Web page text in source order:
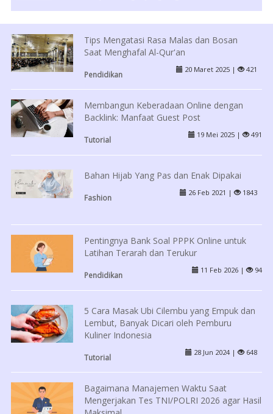
Tips Mengatasi Rasa Malas dan Bosan
Saat Menghafal Al-Qur'an
Pendidikan
20 Maret 2025 | 421
Membangun Keberadaan Online dengan
Backlink: Manfaat Guest Post
Tutorial
19 Mei 2025 | 491
Bahan Hijab Yang Pas dan Enak Dipakai
Fashion
26 Feb 2021 | 1843
Pentingnya Bank Soal PPPK Online untuk
Latihan Terarah dan Terukur
Pendidikan
11 Feb 2026 | 94
5 Cara Masak Ubi Cilembu yang Empuk dan
Lembut, Banyak Dicari oleh Pemburu
Kuliner Indonesia
Tutorial
28 Jun 2024 | 648
Bagaimana Manajemen Waktu Saat
Mengerjakan Tes TNI/POLRI 2026 agar Hasil